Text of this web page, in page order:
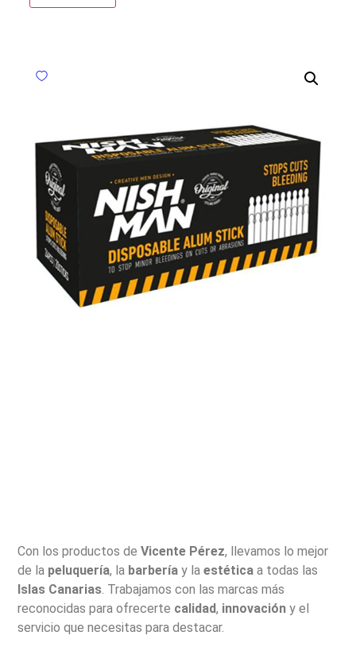
Con los productos deVicente Pérez, llevamos lo mejor
de la peluquería, la barbería y laestética a todas las
Islas Canarias. Trabajamos con las marcas más
reconocidas para ofrecerte calidad, innovación y el
servicio que necesitas para destacar.